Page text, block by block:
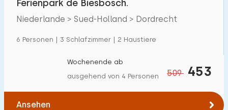
Einfamilienhaus
Ferienbauernhof
Ferienwohnung
Tiny house
Ferienpark de Biesbosch.
Niederlande > Sued-Holland > Dordrecht
6 Personen | 3 Schlafzimmer | 2 Haustiere
509 453
Wochenende ab
ausgehend von 4 Personen
Ansehen